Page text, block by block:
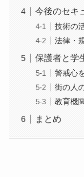
今後のセキ
技術の
法律・
保護者と学
警戒心
街の人
教育機
まとめ